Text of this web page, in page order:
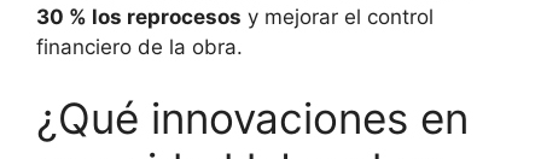
30 % los reprocesos y mejorar el control
financiero de la obra.
¿Qué innovaciones en